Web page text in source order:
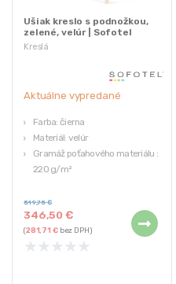
Kreslá
Ušiak kreslo s podnožkou,
zelené, velúr | Sofotel
Aktuálne vypredané
Farba: čierna
Materiál: velúr
Gramáž poťahového materiálu :
220 g/m²
Obsah setu : kreslo,
podnožka, vankúš ZDARMA
346,50€
519,75€
(281,71 €bez DPH)
★ ★ ★ ★ ★